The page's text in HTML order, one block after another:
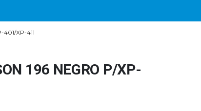
401/XP-411
196 NEGRO P/XP-